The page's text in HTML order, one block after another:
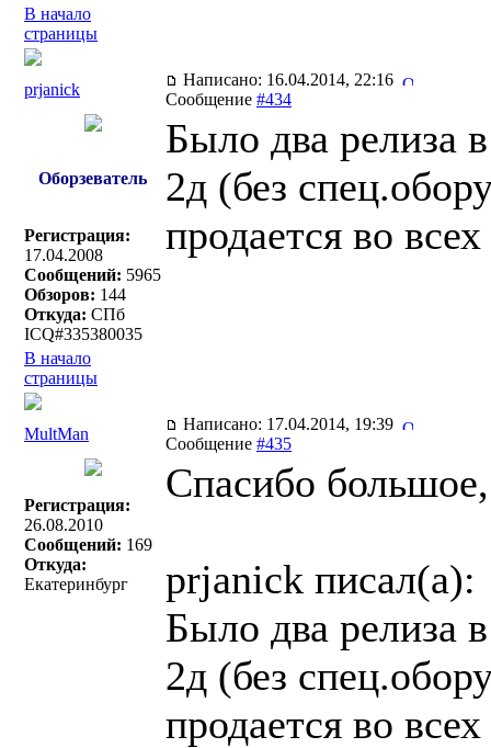
В начало
страницы
prjanick
Написано: 16.04.2014, 22:16
Сообщение #434
Оборзеватель
Регистрация:
17.04.2008
Сообщений: 5965
Обзоров: 144
Откуда: СПб
ICQ#335380035
Было два релиза
2д (без
продается во
В начало
страницы
MultMan
Написано: 17.04.2014, 19:39
Сообщение #435
Регистрация:
26.08.2010
Сообщений: 169
Откуда:
Екатеринбург
Спасибо
prjanick писал(a):
Было два релиза
2д (без
продается во